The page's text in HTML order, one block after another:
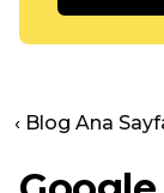
‹ Blog Ana